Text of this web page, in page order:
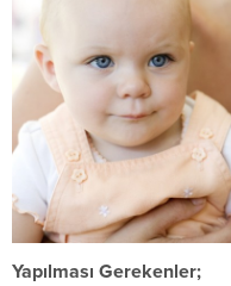
Yapılması Gerekenler;